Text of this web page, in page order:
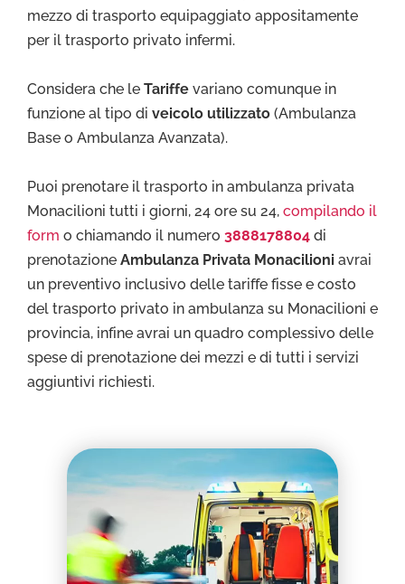
mezzo di trasporto equipaggiato appositamente
per il trasporto privato infermi.
Considera che le Tariffe variano comunque in
funzione al tipo di veicolo utilizzato (Ambulanza
Base o Ambulanza Avanzata).
Puoi prenotare il trasporto in ambulanza privata
Monacilioni tutti i giorni, 24 ore su 24, compilando il
form o chiamando il numero 3888178804 di
prenotazione Ambulanza Privata Monacilioni avrai
un preventivo inclusivo delle tariffe fisse e costo
del trasporto privato in ambulanza su Monacilioni e
provincia, infine avrai un quadro complessivo delle
spese di prenotazione dei mezzi e di tutti i servizi
aggiuntivi richiesti.